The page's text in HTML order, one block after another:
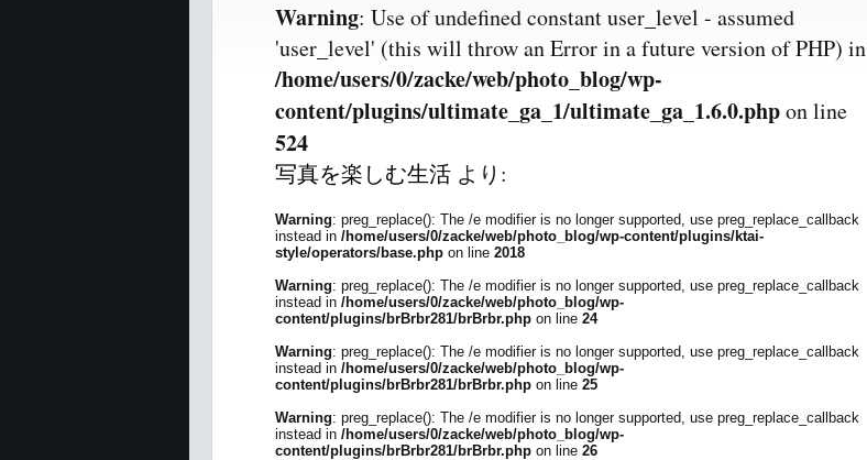
Warning: Use of undefined constant user_level - assumed
'user_level' (this will throw an Error in a future version of PHP) in
/home/users/0/zacke/web/photo_blog/wp-
content/plugins/ultimate_ga_1/ultimate_ga_1.6.0.phpon line
524
写真を楽しむ生活 より:
Warning: preg_replace(): The /e modifier is no longer supported, use preg_replace_callback
instead in /home/users/0/zacke/web/photo_blog/wp-content/plugins/ktai-
style/operators/base.php on line 2018
Warning: preg_replace(): The /e modifier is no longer supported, use preg_replace_callback
instead in /home/users/0/zacke/web/photo_blog/wp-
content/plugins/brBrbr281/brBrbr.php on line 24
Warning: preg_replace(): The /e modifier is no longer supported, use preg_replace_callback
instead in /home/users/0/zacke/web/photo_blog/wp-
content/plugins/brBrbr281/brBrbr.php on line 25
Warning: preg_replace(): The /e modifier is no longer supported, use preg_replace_callback
instead in /home/users/0/zacke/web/photo_blog/wp-
content/plugins/brBrbr281/brBrbr.php on line 26